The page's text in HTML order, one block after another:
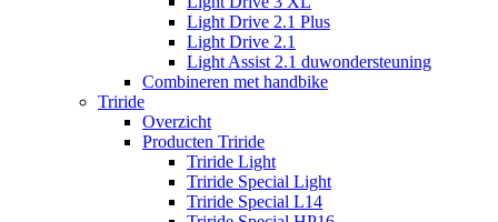
Light Drive 2.1 Plus
Light Drive 2.1
Light Assist 2.1 duwondersteuning
Combineren met handbike
Triride
Overzicht
Producten Triride
Triride Light
Triride Special Light
Triride Special L14